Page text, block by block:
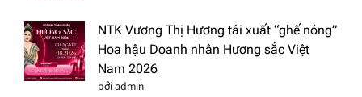
NTK Vương Thị Hương tái xuất “ghế nóng”
Hoa hậu Doanh nhân Hương sắc Việt
Nam 2026
bởi admin